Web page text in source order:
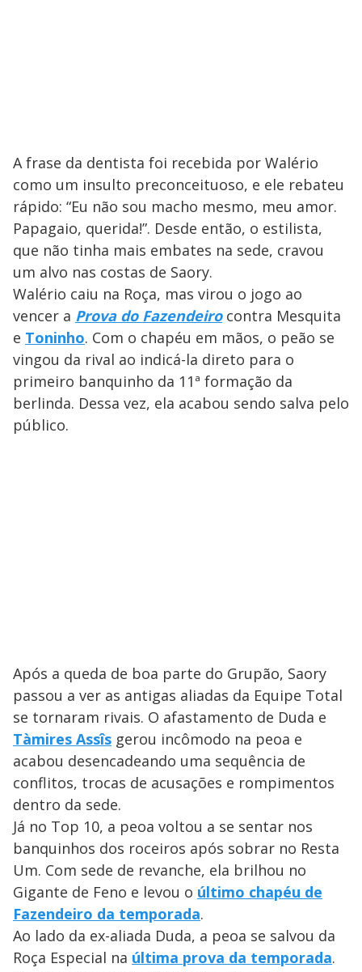
A frase da dentista foi recebida por Walério
como um insulto preconceituoso, e ele rebateu
rápido: “Eu não sou macho mesmo, meu amor.
Papagaio, querida!”. Desde então, o estilista,
que não tinha mais embates na sede, cravou
um alvo nas costas de Saory.
Walério caiu na Roça, mas virou o jogo ao
vencer a Prova do Fazendeirocontra Mesquita
e Toninho. Com o chapéu em mãos, o peão se
vingou da rival ao indicá-la direto para o
primeiro banquinho da 11ª formação da
berlinda. Dessa vez, ela acabou sendo salva pelo
público.
Após a queda de boa parte do Grupão, Saory
passou a ver as antigas aliadas da Equipe Total
se tornaram rivais. O afastamento de Duda e
Tàmires Assîs gerou incômodo na peoa e
acabou desencadeando uma sequência de
conflitos, trocas de acusações e rompimentos
dentro da sede.
Já no Top 10, a peoa voltou a se sentar nos
banquinhos dos roceiros após sobrar no Resta
Um. Com sede de revanche, ela brilhou no
Gigante de Feno e levou o último chapéu de
Fazendeiro da temporada.
Ao lado da ex-aliada Duda, a peoa se salvou da
Roça Especial na última prova da temporada.